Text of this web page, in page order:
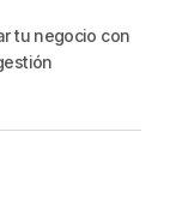
tu negocio con